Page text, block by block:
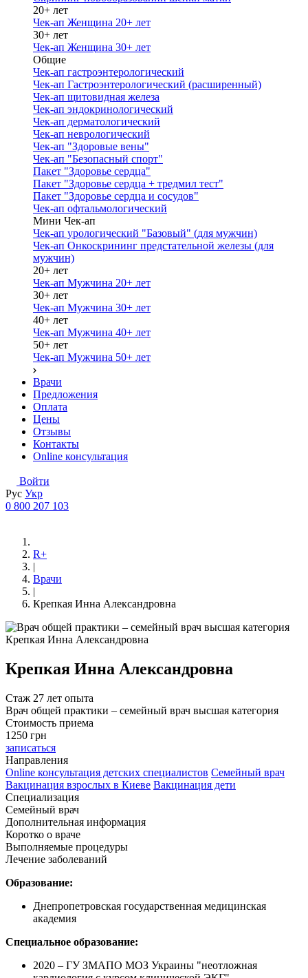
20+ лет
Чек-ап Женщина 20+ лет
30+ лет
Чек-ап Женщина 30+ лет
Общие
Чек-ап гастроэнтерологический
Чек-ап Гастроэнтерологический (расширенный)
Чек-ап щитовидная железа
Чек-ап эндокринологический
Чек-ап дерматологический
Чек-ап неврологический
Чек-ап "Здоровые вены"
Чек-ап "Безопасный спорт"
Пакет "Здоровье сердца"
Пакет "Здоровье сердца + тредмил тест"
Пакет "Здоровье сердца и сосудов"
Чек-ап офтальмологический
Мини Чек-ап
Чек-ап урологический "Базовый" (для мужчин)
Чек-ап Онкоскрининг предстательной железы (для
мужчин)
20+ лет
Чек-ап Мужчина 20+ лет
30+ лет
Чек-ап Мужчина 30+ лет
40+ лет
Чек-ап Мужчина 40+ лет
50+ лет
Чек-ап Мужчина 50+ лет
Врачи
Предложения
Оплата
Цены
Отзывы
Контакты
Online консультация
Войти
Рус Укр
0 800 207 103
R+
|
Врачи
|
Крепкая Инна Александровна
Крепкая Инна Александровна
Стаж 27 лет опыта
Врач общей практики – семейный врач высшая категория
Стоимость приема
1250 грн
записаться
Направления
Online консультация детских специалистов Семейный врач
Вакцинация взрослых в Киеве Вакцинация дети
Специализация
Семейный врач
Дополнительная информация
Коротко о враче
Выполняемые процедуры
Лечение заболеваний
Образование:
Днепропетровская государственная медицинская
академия
Специальное образование:
2020 – ГУ ЗМАПО МОЗ Украины "неотложная